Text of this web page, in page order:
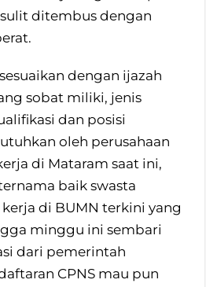
ditembus dengan
dengan ijazah
sobat miliki, jenis
dan posisi
oleh perusahaan
di Mataram saat ini,
baik swasta
di BUMN terkini yang
minggu ini sembari
dari pemerintah
CPNS mau pun